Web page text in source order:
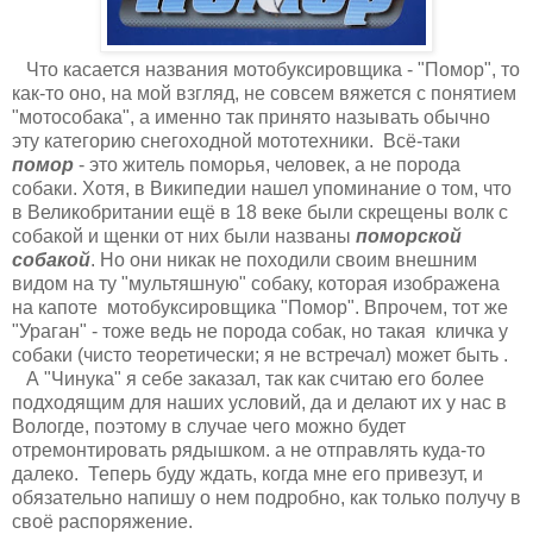
Что касается названия мотобуксировщика - "Помор", то
как-то оно, на мой взгляд, не совсем вяжется с понятием
"мотособака", а именно так принято называть обычно
эту категорию снегоходной мототехники. Всё-таки
помор - это житель поморья, человек, а не порода
собаки. Хотя, в Википедии нашел упоминание о том, что
в Великобритании ещё в 18 веке были скрещены волк с
собакой и щенки от них были названы поморской
собакой. Но они никак не походили своим внешним
видом на ту "мультяшную" собаку, которая изображена
на капоте мотобуксировщика "Помор". Впрочем, тот же
"Ураган" - тоже ведь не порода собак, но такая кличка у
собаки (чисто теоретически; я не встречал) может быть .
А "Чинука" я себе заказал, так как считаю его более
подходящим для наших условий, да и делают их у нас в
Вологде, поэтому в случае чего можно будет
отремонтировать рядышком. а не отправлять куда-то
далеко. Теперь буду ждать, когда мне его привезут, и
обязательно напишу о нем подробно, как только получу в
своё распоряжение.